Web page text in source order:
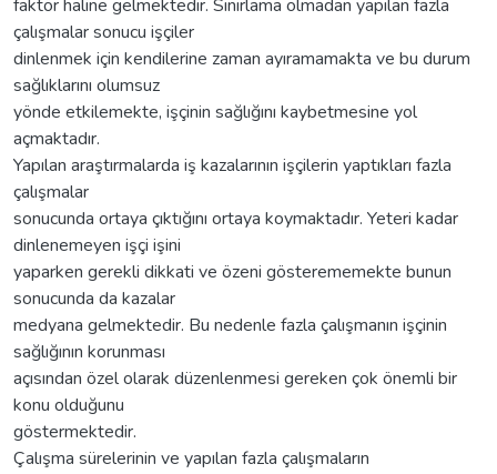
faktör haline gelmektedir. Sınırlama olmadan yapılan fazla
çalışmalar sonucu işçiler
dinlenmek için kendilerine zaman ayıramamakta ve bu durum
sağlıklarını olumsuz
yönde etkilemekte, işçinin sağlığını kaybetmesine yol
açmaktadır.
Yapılan araştırmalarda iş kazalarının işçilerin yaptıkları fazla
çalışmalar
sonucunda ortaya çıktığını ortaya koymaktadır. Yeteri kadar
dinlenemeyen işçi işini
yaparken gerekli dikkati ve özeni gösterememekte bunun
sonucunda da kazalar
medyana gelmektedir. Bu nedenle fazla çalışmanın işçinin
sağlığının korunması
açısından özel olarak düzenlenmesi gereken çok önemli bir
konu olduğunu
göstermektedir.
Çalışma sürelerinin ve yapılan fazla çalışmaların